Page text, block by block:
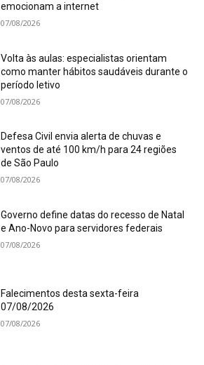
emocionam a internet
07/08/2026
Volta às aulas: especialistas orientam
como manter hábitos saudáveis durante o
período letivo
07/08/2026
Defesa Civil envia alerta de chuvas e
ventos de até 100 km/h para 24 regiões
de São Paulo
07/08/2026
Governo define datas do recesso de Natal
e Ano-Novo para servidores federais
07/08/2026
Falecimentos desta sexta-feira
07/08/2026
07/08/2026